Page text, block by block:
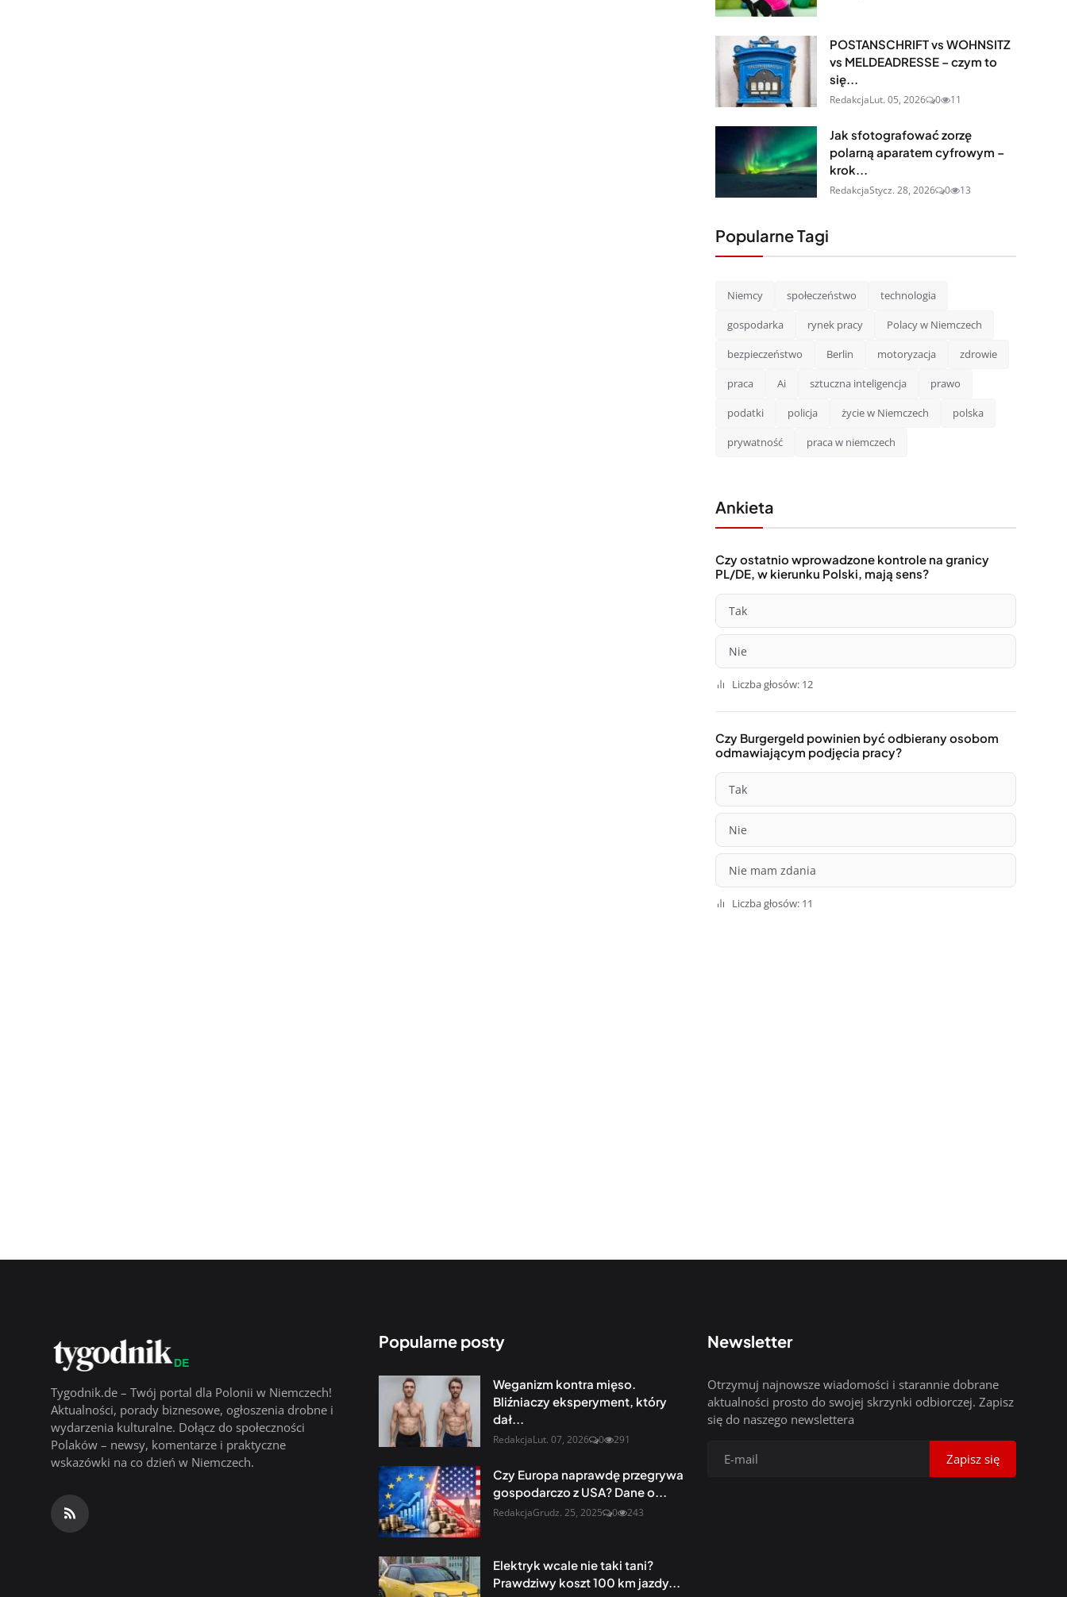
POSTANSCHRIFT vs WOHNSITZ
vs MELDEADRESSE – czym to
się...
RedakcjaLut. 05, 2026 0 11
Jak sfotografować zorzę
polarną aparatem cyfrowym –
krok...
RedakcjaStycz. 28, 2026 0 13
Popularne Tagi
Niemcy społeczeństwo technologia
gospodarka rynek pracy Polacy w Niemczech
bezpieczeństwo Berlin motoryzacja zdrowie
praca Ai sztuczna inteligencja prawo
podatki policja życie w Niemczech polska
prywatność praca w niemczech
Ankieta
Czy ostatnio wprowadzone kontrole na granicy
PL/DE, w kierunku Polski, mają sens?
Tak
Nie
Liczba głosów: 12
Czy Burgergeld powinien być odbierany osobom
odmawiającym podjęcia pracy?
Tak
Nie
Nie mam zdania
Liczba głosów: 11
Tygodnik.de – Twój portal dla Polonii w Niemczech!
Aktualności, porady biznesowe, ogłoszenia drobne i
wydarzenia kulturalne. Dołącz do społeczności
Polaków – newsy, komentarze i praktyczne
wskazówki na co dzień w Niemczech.
Popularne posty
Weganizm kontra mięso.
Bliźniaczy eksperyment, który
dał...
RedakcjaLut. 07, 2026 0 291
Czy Europa naprawdę przegrywa
gospodarczo z USA? Dane o...
RedakcjaGrudz. 25, 2025 0 243
Elektryk wcale nie taki tani?
Prawdziwy koszt 100 km jazdy...
Newsletter
Otrzymuj najnowsze wiadomości i starannie dobrane
aktualności prosto do swojej skrzynki odbiorczej. Zapisz
się do naszego newslettera
Zapisz się